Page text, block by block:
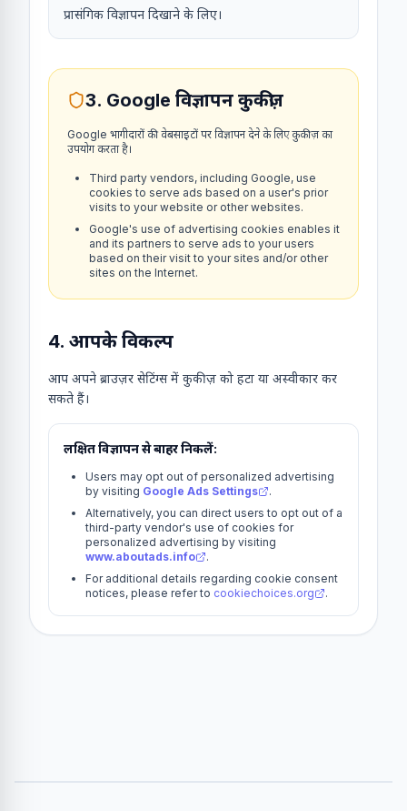
प्रासंगिक विज्ञापन दिखाने के लिए।
3. Google विज्ञापन कुकीज़
Google भागीदारों की वेबसाइटों पर विज्ञापन देने के लिए कुकीज़ का
उपयोग करता है।
Third party vendors, including Google, use
cookies to serve ads based on a user's prior
visits to your website or other websites.
Google's use of advertising cookies enables it
and its partners to serve ads to your users
based on their visit to your sites and/or other
sites on the Internet.
4. आपके विकल्प
आप अपने ब्राउज़र सेटिंग्स में कुकीज़ को हटा या अस्वीकार कर
सकते हैं।
लक्षित विज्ञापन से बाहर निकलें:
Users may opt out of personalized advertising
by visiting Google Ads Settings
.
Alternatively, you can direct users to opt out of a
third-party vendor's use of cookies for
personalized advertising by visiting
www.aboutads.info
.
For additional details regarding cookie consent
notices, please refer to cookiechoices.org .